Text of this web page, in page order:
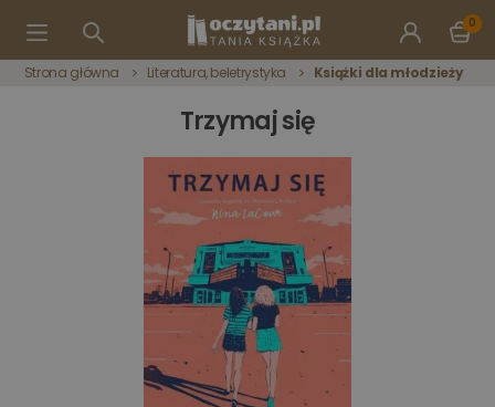
0
Strona główna Literatura, beletrystyka Książki dla młodzieży
Trzymaj się